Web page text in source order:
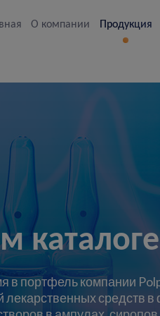
О компании Продукция
каталоге
в портфель компании
средств в